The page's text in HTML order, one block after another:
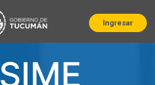
Ingresar
SIME